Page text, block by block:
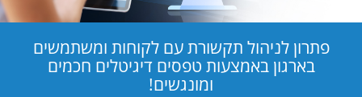
פתרון לניהול תקשורת עם לקוחות ומשתמשים
בארגון באמצעות טפסים דיגיטלים חכמים
ומונגשים!